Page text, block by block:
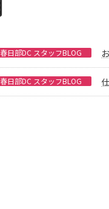
春日部DC スタッフBLOG
春日部DC スタッフBLOG